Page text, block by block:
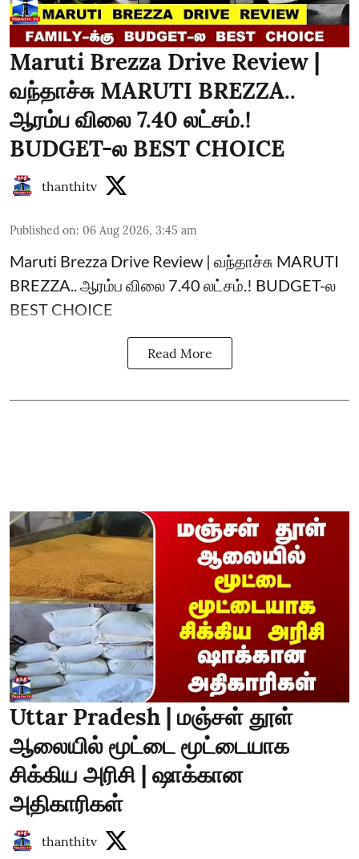
Maruti Brezza Drive Review |
வந்தாச்சு MARUTI BREZZA..
ஆரம்ப விலை 7.40 லட்சம்.!
BUDGET-ல BEST CHOICE
thanthitv
Published on: 06 Aug 2026, 3:45 am
Maruti Brezza Drive Review | வந்தாச்சு MARUTI
BREZZA.. ஆரம்ப விலை 7.40 லட்சம்.! BUDGET-ல
BEST CHOICE
Read More
Uttar Pradesh | மஞ்சள் தூள்
ஆலையில் மூட்டை மூட்டையாக
சிக்கிய அரிசி | ஷாக்கான
அதிகாரிகள்
thanthitv